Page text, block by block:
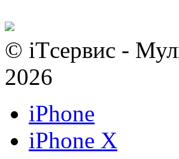
© iTсервис -
2026
iPhone
iPhone X